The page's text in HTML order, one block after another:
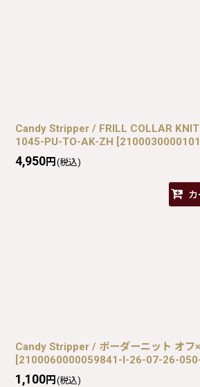
Candy Stripper / FRILL COLLAR
1045-PU-TO-AK-ZH [
4,950円 (税込)
Candy Stripper / ボーダーニット オ
[2100060000059841-I-26-07-26-
1,100円 (税込)